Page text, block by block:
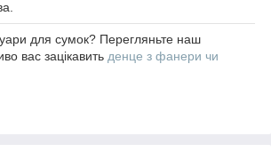
для сумок? Перегляньте наш
вас зацікавить денце з фанери чи